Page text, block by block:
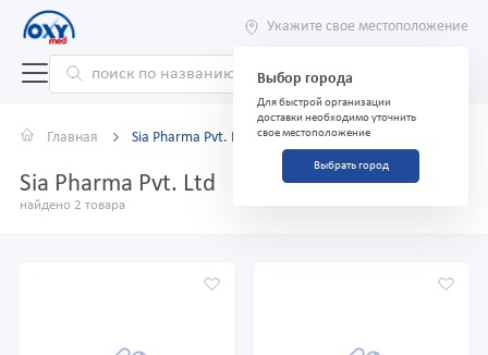
Укажите свое местоположение
Выбор города
Для быстрой организации
доставки необходимо уточнить
свое местоположение
Выбрать город
Главная Sia Pharma Pvt. Ltd
Sia Pharma Pvt. Ltd
найдено 2 товара